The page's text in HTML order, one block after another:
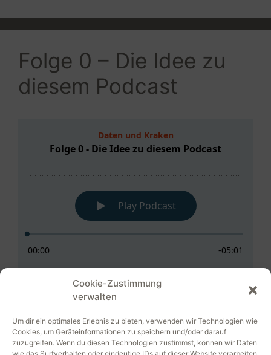
Cookie-Zustimmung
verwalten
Um dir ein optimales Erlebnis zu bieten, verwenden wir Technologien wie
Cookies, um Geräteinformationen zu speichern und/oder darauf
zuzugreifen. Wenn du diesen Technologien zustimmst, können wir Daten
Folge 0 – Die Idee zu
diesem Podcast
die Idee zu einem Podcast über freie Software
hatten.